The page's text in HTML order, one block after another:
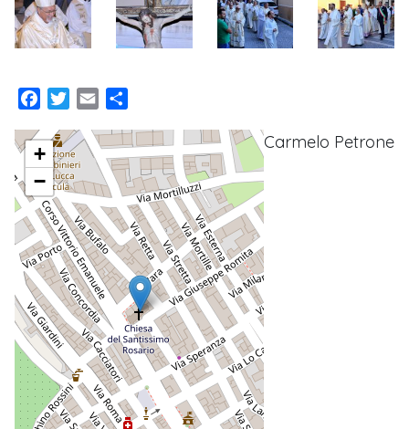
Facebook
TwitterEmail
Carmelo Petrone
+
−